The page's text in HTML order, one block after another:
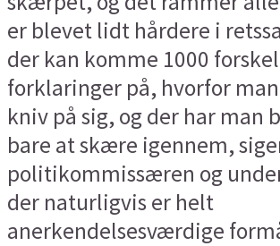
er blevet lidt hårdere i
der kan komme 1000
forklaringer på, hvorfor
kniv på sig, og der har man
bare at skære igennem,
politikommissæren og
der naturligvis er helt
anerkendelsesværdige